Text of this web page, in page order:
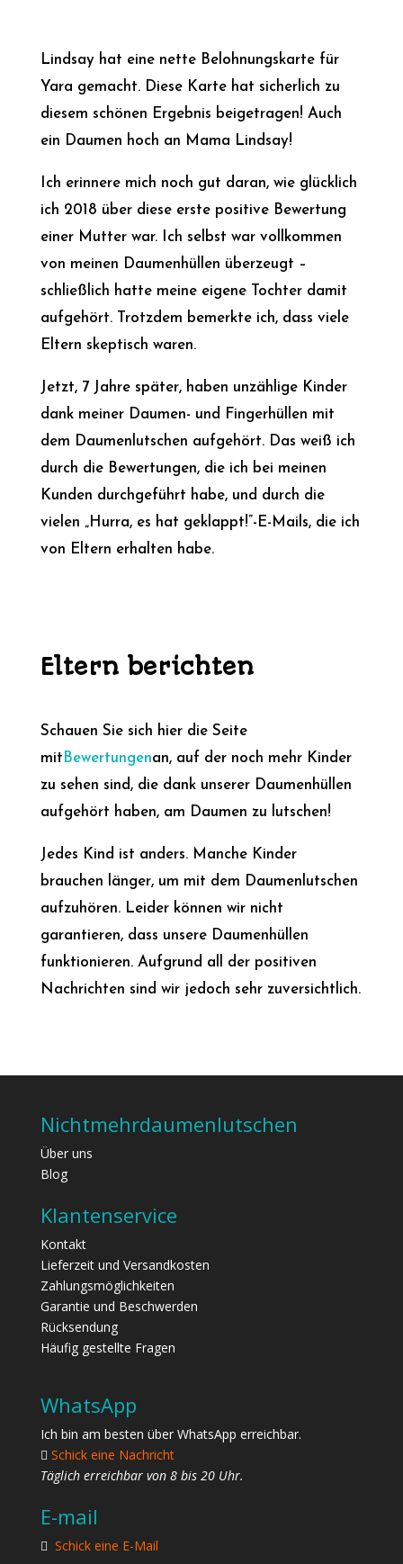
Lindsay hat eine nette Belohnungskarte für
Yara gemacht. Diese Karte hat sicherlich zu
diesem schönen Ergebnis beigetragen! Auch
ein Daumen hoch an Mama Lindsay!
Ich erinnere mich noch gut daran, wie glücklich
ich 2018 über diese erste positive Bewertung
einer Mutter war. Ich selbst war vollkommen
von meinen Daumenhüllen überzeugt –
schließlich hatte meine eigene Tochter damit
aufgehört. Trotzdem bemerkte ich, dass viele
Eltern skeptisch waren.
Jetzt, 7 Jahre später, haben unzählige Kinder
dank meiner Daumen- und Fingerhüllen mit
dem Daumenlutschen aufgehört. Das weiß ich
durch die Bewertungen, die ich bei meinen
Kunden durchgeführt habe, und durch die
vielen „Hurra, es hat geklappt!”-E-Mails, die ich
von Eltern erhalten habe.
Eltern berichten
Schauen Sie sich hier die Seite
mit Bewertungenan, auf der noch mehr Kinder
zu sehen sind, die dank unserer Daumenhüllen
aufgehört haben, am Daumen zu lutschen!
Jedes Kind ist anders. Manche Kinder
brauchen länger, um mit dem Daumenlutschen
aufzuhören. Leider können wir nicht
garantieren, dass unsere Daumenhüllen
funktionieren. Aufgrund all der positiven
Nachrichten sind wir jedoch sehr zuversichtlich.
Nichtmehrdaumenlutschen
Über uns
Blog
Klantenservice
Kontakt
Lieferzeit und Versandkosten
Zahlungsmöglichkeiten
Garantie und Beschwerden
Rücksendung
Häufig gestellte Fragen
WhatsApp
Ich bin am besten über WhatsApp erreichbar.
Schick eine Nachricht
Täglich erreichbar von 8 bis 20 Uhr.
E-mail
Schick eine E-Mail